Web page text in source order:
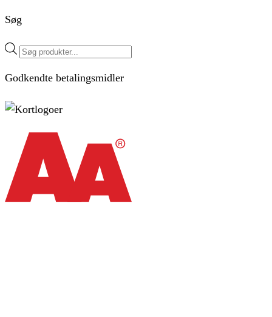
Søg
Products
search
Godkendte betalingsmidler